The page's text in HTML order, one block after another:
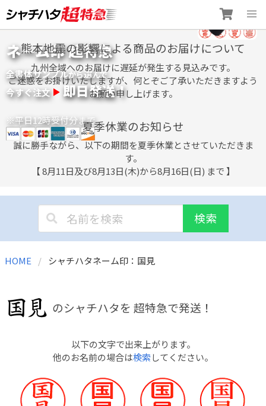
to
content
ネーム印 超特急
全書体サンプルから選んで
今すぐ注文 即日発送！
※平日12時受付分まで
熊本地震の影響による商品のお届けについて
九州全域へのお届けに遅延が発生する見込みです。
ご迷惑をお掛けいたしますが、何とぞご了承いただきますよう
お願い申し上げます。
夏季休業のお知らせ
誠に勝手ながら、以下の期間を夏季休業とさせていただきま
す。
【 8月11日及び8月13日(木)から8月16日(日) まで 】
検索
HOME シャチハタネーム印：国見
のシャチハタを 超特急で発送！
以下の文字で出来上がります。
他のお名前の場合は検索してください。